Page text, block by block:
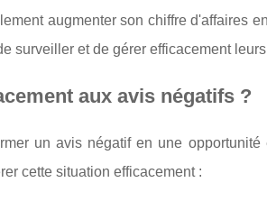
augmenter son chiffre d'affaires
surveiller et de gérer efficacement
aux avis négatifs ?
un avis négatif en une
cette situation efficacement :